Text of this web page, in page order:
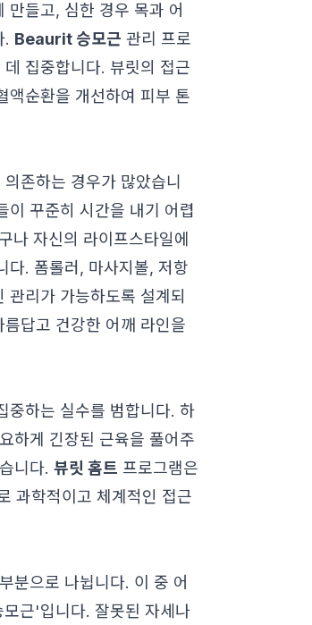
만들고, 심한 경우 목과 어
. Beaurit 승모근 관리 프로
집중합니다. 뷰릿의 접근
액순환을 개선하여 피부 톤
존하는 경우가 많았습니
이 꾸준히 시간을 내기 어렵
나 자신의 라이프스타일에
다. 폼롤러, 마사지볼, 저항
리가 가능하도록 설계되
답고 건강한 어깨 라인을
중하는 실수를 범합니다. 하
하게 긴장된 근육을 풀어주
니다. 뷰릿 홈트 프로그램은
과학적이고 체계적인 접근
분으로 나뉩니다. 이 중 어
근'입니다. 잘못된 자세나